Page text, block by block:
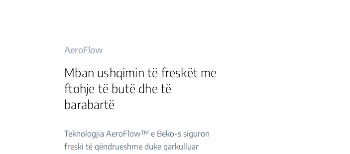
AeroFlow
Mban ushqimin të freskët me
ftohje të butë dhe të
barabartë
Teknologjia AeroFlow™ e Beko-s siguron
freski të qëndrueshme duke qarkulluar